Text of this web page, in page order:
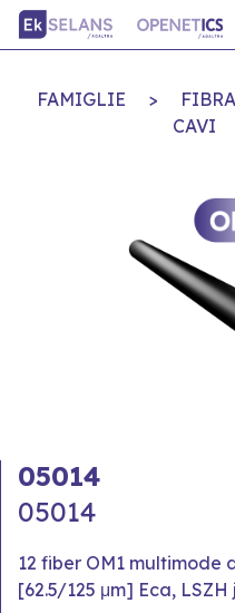
FAMIGLIE >
CAVI
05014
05014
12 fiber OM1
[62.5/125 μm] Eca,